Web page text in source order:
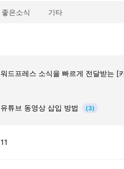
좋은소식 기타
워드프레스 소식을 빠르게 전달받는 [
유튜브 동영상 삽입 방법 (3)
11